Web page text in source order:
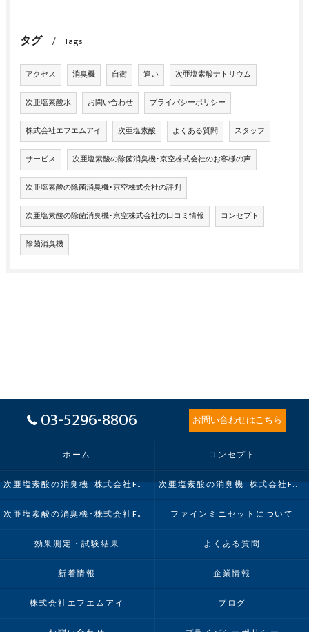
タグ Tags
アクセス 消臭機 自衛 違い 次亜塩素酸ナトリウム
次亜塩素酸水 お問い合わせ プライバシーポリシー
株式会社エフエムアイ 次亜塩素酸 よくある質問 スタッフ
サービス 次亜塩素酸の除菌消臭機･京空株式会社のお客様の声
次亜塩素酸の除菌消臭機･京空株式会社の評判
次亜塩素酸の除菌消臭機･京空株式会社の口コミ情報 コンセプト
除菌消臭機
03-5296-8806 お問い合わせはこちら
ホーム コンセプト
次亜塩素酸の消臭機･株式会社FMIの口コミ情報 次亜塩素酸の消臭機･株式会社FMIの評判
次亜塩素酸の消臭機･株式会社FMIのお客様の声 ファインミニセットについて
効果測定・試験結果 よくある質問
新着情報 企業情報
株式会社エフエムアイ ブログ